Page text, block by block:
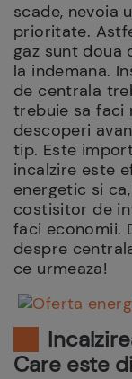
scade, nevoia
prioritate.
gaz sunt doua
la indemana.
de centrala
trebuie sa faci
descoperi
tip. Este
incalzire este
energetic si
costisitor de
faci economii.
despre
ce urmeaza!
Care este